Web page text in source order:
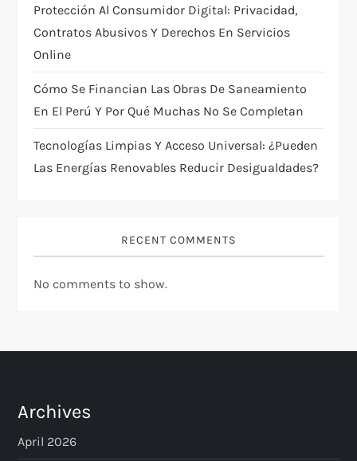
o
n
Protección Al Consumidor Digital: Privacidad,
Contratos Abusivos Y Derechos En Servicios
Online
Cómo Se Financian Las Obras De Saneamiento
En El Perú Y Por Qué Muchas No Se Completan
Tecnologías Limpias Y Acceso Universal: ¿pueden
Las Energías Renovables Reducir Desigualdades?
RECENT COMMENTS
No comments to show.
Archives
April 2026